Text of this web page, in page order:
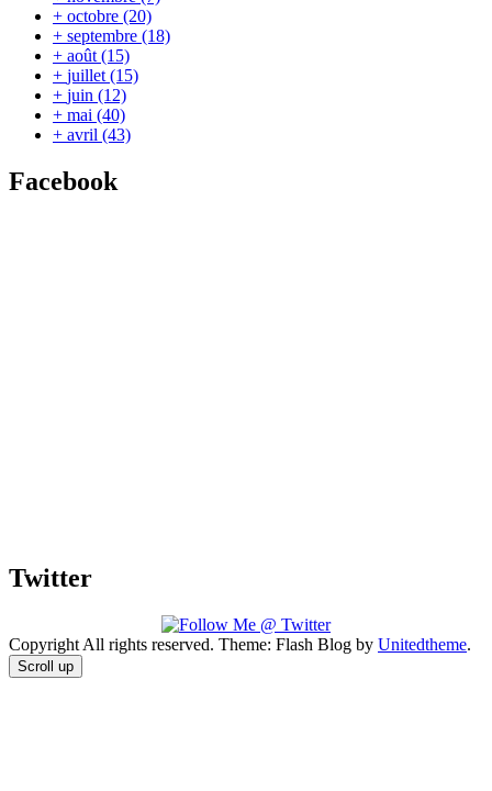
+ octobre (20)
+ septembre (18)
+ août (15)
+ juillet (15)
+ juin (12)
+ mai (40)
+ avril (43)
Facebook
Twitter
Copyright All rights reserved. Theme: Flash Blog by Unitedtheme.
Scroll up